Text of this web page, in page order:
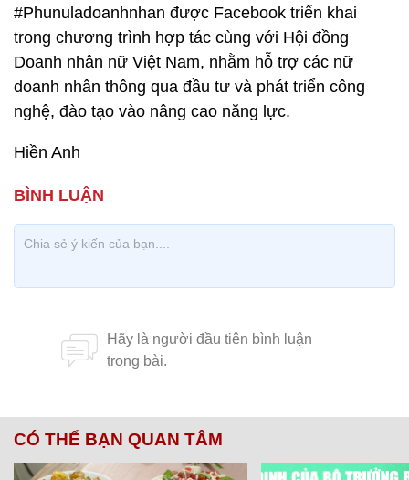
#Phunuladoanhnhan được Facebook triển khai
trong chương trình hợp tác cùng với Hội đồng
Doanh nhân nữ Việt Nam, nhằm hỗ trợ các nữ
doanh nhân thông qua đầu tư và phát triển công
nghệ, đào tạo vào nâng cao năng lực.
Hiền Anh
CÓ THỂ BẠN QUAN TÂM